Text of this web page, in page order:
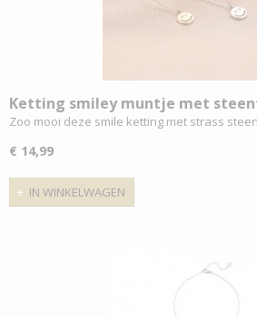
Ketting smiley muntje met
Zoo mooi deze smile ketting met strass
€ 14,99
IN WINKELWAGEN